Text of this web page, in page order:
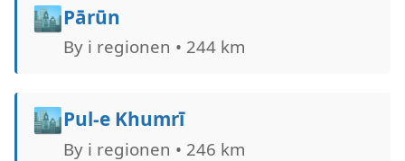
🏙️Pārūn
By i regionen • 244 km
🏙️Pul-e Khumrī
By i regionen • 246 km